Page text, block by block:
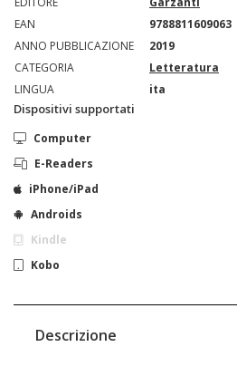
EAN
9788811609063
ANNO PUBBLICAZIONE
2019
CATEGORIA
Letteratura
LINGUA
ita
Dispositivi supportati
Computer
E-Readers
iPhone/iPad
Androids
Kindle
Kobo
Descrizione